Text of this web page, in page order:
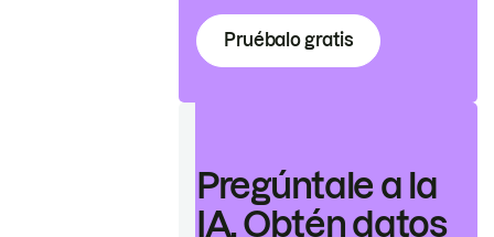
Pruébalo gratis
Pregúntale a la
IA. Obtén datos